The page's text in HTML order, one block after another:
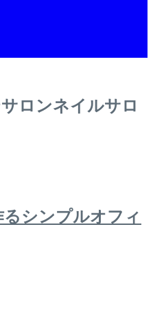
ロンネイルサロ
シンプルオフィ